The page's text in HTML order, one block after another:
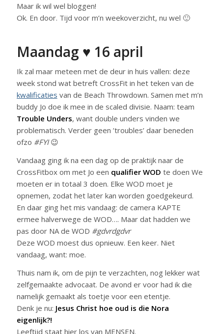
Maar ik wil wel bloggen!
Ok. En door. Tijd voor m’n weekoverzicht, nu wel 🙂
Maandag ♥ 16 april
Ik zal maar meteen met de deur in huis vallen: deze
week stond wat betreft CrossFit in het teken van de
kwalificaties van de Beach Throwdown. Samen met m’n
buddy Jo doe ik mee in de scaled divisie. Naam: team
Trouble Unders, want double unders vinden we
problematisch. Verder geen ’troubles’ daar beneden
ofzo #FYI😉
Vandaag ging ik na een dag op de praktijk naar de
CrossFitbox om met Jo een qualifier WOD te doen We
moeten er in totaal 3 doen. Elke WOD moet je
opnemen, zodat het later kan worden goedgekeurd.
En daar ging het mis vandaag: de camera KAPTE
ermee halverwege de WOD…. Maar dat hadden we
pas door NA de WOD #gdvrdgdvr
Deze WOD moest dus opnieuw. Een keer. Niet
vandaag, want: moe.
Thuis nam ik, om de pijn te verzachten, nog lekker wat
zelfgemaakte advocaat. De avond er voor had ik die
namelijk gemaakt als toetje voor een etentje.
Denk je nu: Jesus Christ hoe oud is die Nora
eigenlijk?!
Leeftijd staat hier los van MENSEN.